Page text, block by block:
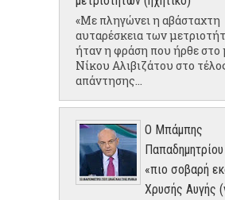
«Με πληγώνει η αβάσταχτη
αυταρέσκεια των
ήταν η φράση που ήρθε στο
Νίκου Αλιβιζάτου στο
απάντησης...
Ο Μπάμπης
Παπαδημητρίου
«πιο σοβαρή
Χρυσής Αυγής